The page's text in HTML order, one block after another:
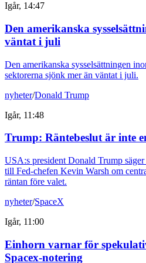
Igår, 14:47
Den amerikanska
väntat i juli
Den amerikanska sysselsättningen
sektorerna sjönk mer än väntat i juli.
nyheter/Donald Trump
Igår, 11:48
Trump: Räntebeslut är inte
USA:s president Donald Trump
till Fed-chefen Kevin Warsh om
räntan före valet.
nyheter/SpaceX
Igår, 11:00
Einhorn varnar för
Spacex-notering